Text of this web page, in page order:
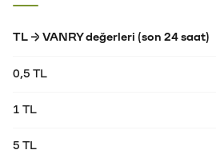
TL → VANRY değerleri (son 24 saat)
0,5 TL
1 TL
5 TL